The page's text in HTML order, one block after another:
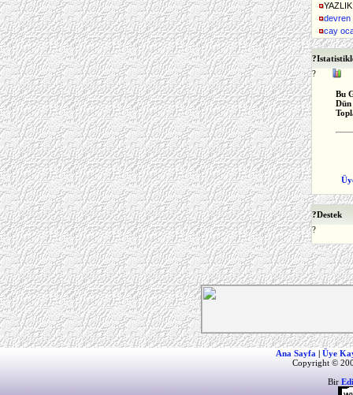
YAZLIK
devren
cay
?
?
Bu
Dün
?Destek
?
Ana Sayfa | Üye
Copyright ©
Bir